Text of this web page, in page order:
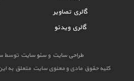
گالري تصاوير
گالري ويدئو
طراحی سایتو سئو سایتتوسط
کلیه حقوق مادی و معنوی سایت متعلق به